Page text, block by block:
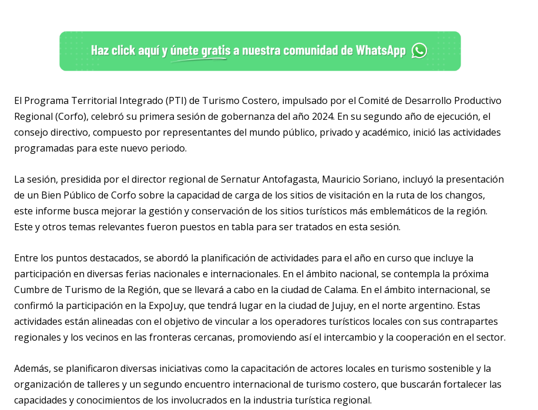
El Programa Territorial Integrado (PTI) de Turismo Costero, impulsado por el Comité de Desarrollo Productivo
Regional (Corfo), celebró su primera sesión de gobernanza del año 2024. En su segundo año de ejecución, el
consejo directivo, compuesto por representantes del mundo público, privado y académico, inició las actividades
programadas para este nuevo periodo.
La sesión, presidida por el director regional de Sernatur Antofagasta, Mauricio Soriano, incluyó la presentación
de un Bien Público de Corfo sobre la capacidad de carga de los sitios de visitación en la ruta de los changos,
este informe busca mejorar la gestión y conservación de los sitios turísticos más emblemáticos de la región.
Este y otros temas relevantes fueron puestos en tabla para ser tratados en esta sesión.
Entre los puntos destacados, se abordó la planificación de actividades para el año en curso que incluye la
participación en diversas ferias nacionales e internacionales. En el ámbito nacional, se contempla la próxima
Cumbre de Turismo de la Región, que se llevará a cabo en la ciudad de Calama. En el ámbito internacional, se
confirmó la participación en la ExpoJuy, que tendrá lugar en la ciudad de Jujuy, en el norte argentino. Estas
actividades están alineadas con el objetivo de vincular a los operadores turísticos locales con sus contrapartes
regionales y los vecinos en las fronteras cercanas, promoviendo así el intercambio y la cooperación en el sector.
Además, se planificaron diversas iniciativas como la capacitación de actores locales en turismo sostenible y la
organización de talleres y un segundo encuentro internacional de turismo costero, que buscarán fortalecer las
capacidades y conocimientos de los involucrados en la industria turística regional.